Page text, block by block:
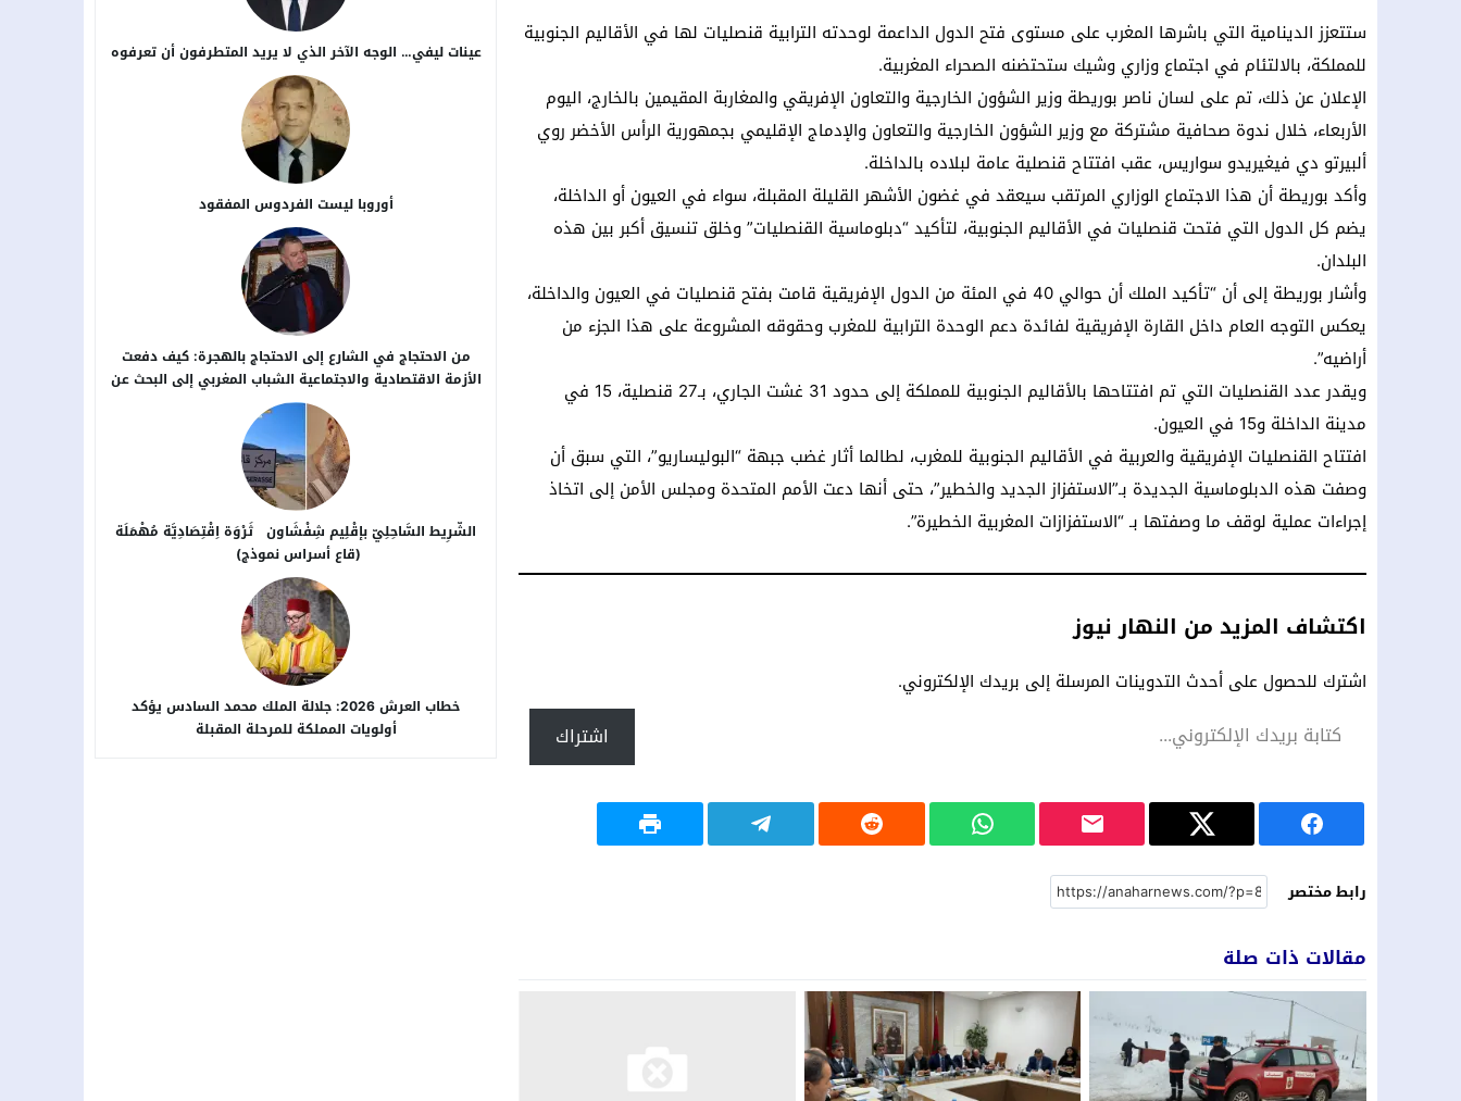
ستتعزز الدينامية التي باشرها المغرب على مستوى فتح الدول الداعمة لوحدته الترابية قنصليات لها في الأقاليم الجنوبية
للمملكة، بالالتئام في اجتماع وزاري وشيك ستحتضنه الصحراء المغربية.
الإعلان عن ذلك، تم على لسان ناصر بوريطة وزير الشؤون الخارجية والتعاون الإفريقي والمغاربة المقيمين بالخارج، اليوم
الأربعاء، خلال ندوة صحافية مشتركة مع وزير الشؤون الخارجية والتعاون والإدماج الإقليمي بجمهورية الرأس الأخضر روي
ألبيرتو دي فيغيريدو سواريس، عقب افتتاح قنصلية عامة لبلاده بالداخلة.
وأكد بوريطة أن هذا الاجتماع الوزاري المرتقب سيعقد في غضون الأشهر القليلة المقبلة، سواء في العيون أو الداخلة،
يضم كل الدول التي فتحت قنصليات في الأقاليم الجنوبية، لتأكيد “دبلوماسية القنصليات” وخلق تنسيق أكبر بين هذه
البلدان.
وأشار بوريطة إلى أن “تأكيد الملك أن حوالي 40 في المئة من الدول الإفريقية قامت بفتح قنصليات في العيون والداخلة،
يعكس التوجه العام داخل القارة الإفريقية لفائدة دعم الوحدة الترابية للمغرب وحقوقه المشروعة على هذا الجزء من
أراضيه”.
ويقدر عدد القنصليات التي تم افتتاحها بالأقاليم الجنوبية للمملكة إلى حدود 31 غشت الجاري، بـ27 قنصلية، 15 في
مدينة الداخلة و15 في العيون.
افتتاح القنصليات الإفريقية والعربية في الأقاليم الجنوبية للمغرب، لطالما أثار غضب جبهة “البوليساريو”، التي سبق أن
وصفت هذه الدبلوماسية الجديدة بـ”الاستفزاز الجديد والخطير”، حتى أنها دعت الأمم المتحدة ومجلس الأمن إلى اتخاذ
إجراءات عملية لوقف ما وصفتها بـ “الاستفزازات المغربية الخطيرة”.
اكتشاف المزيد من النهار نيوز
اشترك للحصول على أحدث التدوينات المرسلة إلى بريدك الإلكتروني.
اشتراك
رابط مختصر
مقالات ذات صلة
عينات ليفي… الوجه الآخر الذي لا يريد المتطرفون أن تعرفوه
أوروبا ليست الفردوس المفقود
من الاحتجاج في الشارع إلى الاحتجاج بالهجرة: كيف دفعت
الأزمة الاقتصادية والاجتماعية الشباب المغربي إلى البحث عن
بدائل خارج الوطن؟
الشَّرِيط السَّاحِلِيّ بإقْلِيم شِفْشَاون ثَرْوَة اِقْتِصَادِيَّة مُهْمَلَة
(قاع أسراس نموذج)
خطاب العرش 2026: جلالة الملك محمد السادس يؤكد
أولويات المملكة للمرحلة المقبلة